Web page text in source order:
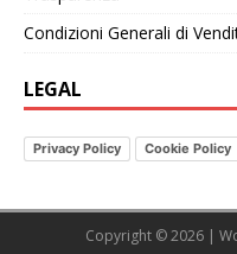
Condizioni Generali di
LEGAL
Privacy Policy Cookie Policy
Copyright © 2026 |